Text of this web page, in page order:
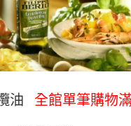
全館單筆購物滿